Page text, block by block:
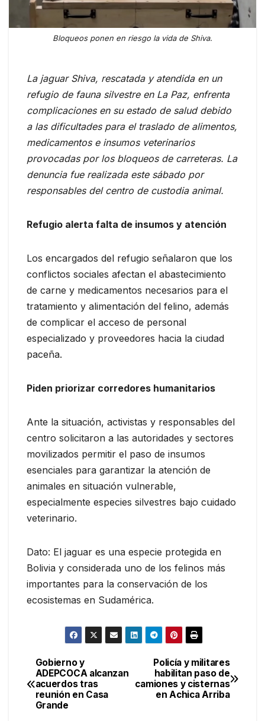
Bloqueos ponen en riesgo la vida de Shiva.
La jaguar Shiva, rescatada y atendida en un
refugio de fauna silvestre en La Paz, enfrenta
complicaciones en su estado de salud debido
a las dificultades para el traslado de alimentos,
medicamentos e insumos veterinarios
provocadas por los bloqueos de carreteras. La
denuncia fue realizada este sábado por
responsables del centro de custodia animal.
Refugio alerta falta de insumos y atención
Los encargados del refugio señalaron que los
conflictos sociales afectan el abastecimiento
de carne y medicamentos necesarios para el
tratamiento y alimentación del felino, además
de complicar el acceso de personal
especializado y proveedores hacia la ciudad
paceña.
Piden priorizar corredores humanitarios
Ante la situación, activistas y responsables del
centro solicitaron a las autoridades y sectores
movilizados permitir el paso de insumos
esenciales para garantizar la atención de
animales en situación vulnerable,
especialmente especies silvestres bajo cuidado
veterinario.
Dato: El jaguar es una especie protegida en
Bolivia y considerada uno de los felinos más
importantes para la conservación de los
ecosistemas en Sudamérica.
Navegación
de
Policía y militares
habilitan paso de
camiones y cisternas
en Achica Arriba
Gobierno y
ADEPCOCA alcanzan
acuerdos tras
reunión en Casa
Grande